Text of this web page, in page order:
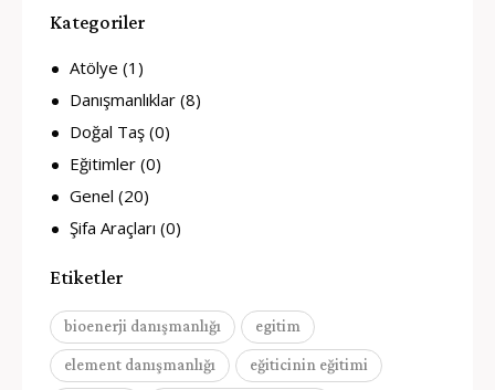
Kategoriler
Atölye (1)
Danışmanlıklar (8)
Doğal Taş (0)
Eğitimler (0)
Genel (20)
Şifa Araçları (0)
Etiketler
bioenerji danışmanlığı egitim
element danışmanlığı eğiticinin eğitimi